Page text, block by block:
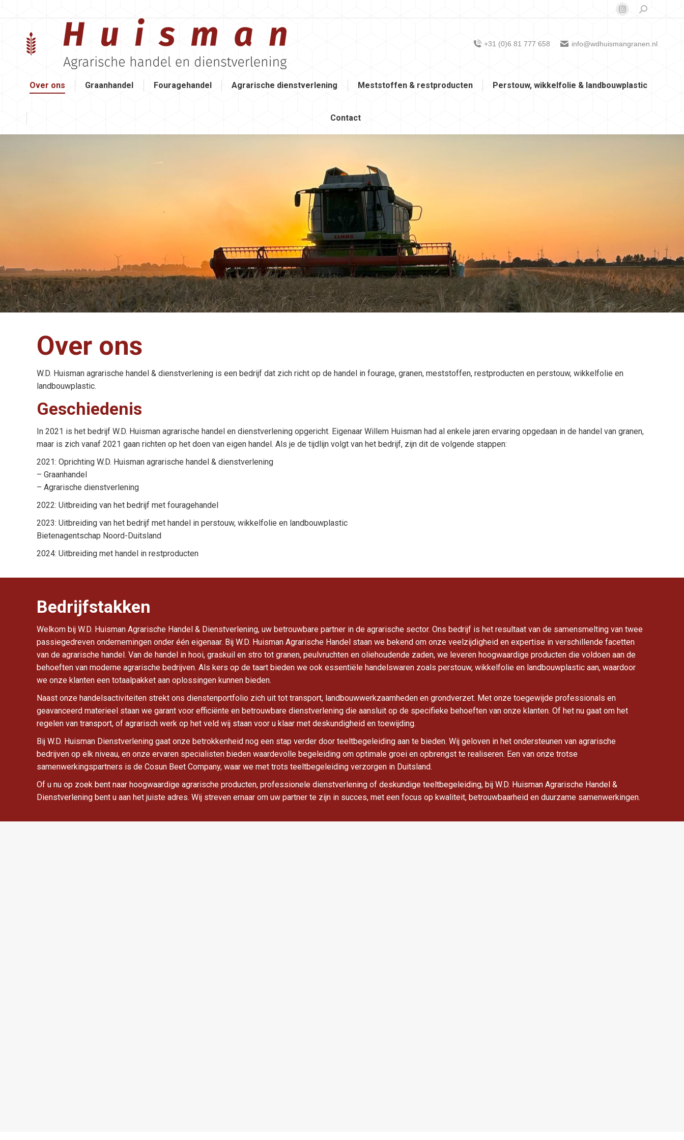
Instagram
opens
window
Zoeken:
+31 (0)6 81 777 658 info@wdhuismangranen.nl
Over ons Graanhandel Fouragehandel Agrarische dienstverlening Meststoffen & restproducten Perstouw, wikkelfolie & landbouwplastic
Contact
Over ons
W.D. Huisman agrarische handel & dienstverlening is een bedrijf dat zich richt op de handel in fourage, granen, meststoffen, restproducten en perstouw, wikkelfolie en
landbouwplastic.
Geschiedenis
In 2021 is het bedrijf W.D. Huisman agrarische handel en dienstverlening opgericht. Eigenaar Willem Huisman had al enkele jaren ervaring opgedaan in de handel van granen,
maar is zich vanaf 2021 gaan richten op het doen van eigen handel. Als je de tijdlijn volgt van het bedrijf, zijn dit de volgende stappen:
2021: Oprichting W.D. Huisman agrarische handel & dienstverlening
– Graanhandel
– Agrarische dienstverlening
2022: Uitbreiding van het bedrijf met fouragehandel
2023: Uitbreiding van het bedrijf met handel in perstouw, wikkelfolie en landbouwplastic
Bietenagentschap Noord-Duitsland
2024: Uitbreiding met handel in restproducten
Bedrijfstakken
Welkom bij W.D. Huisman Agrarische Handel & Dienstverlening, uw betrouwbare partner in de agrarische sector. Ons bedrijf is het resultaat van de samensmelting van twee
passiegedreven ondernemingen onder één eigenaar. Bij W.D. Huisman Agrarische Handel staan we bekend om onze veelzijdigheid en expertise in verschillende facetten
van de agrarische handel. Van de handel in hooi, graskuil en stro tot granen, peulvruchten en oliehoudende zaden, we leveren hoogwaardige producten die voldoen aan de
behoeften van moderne agrarische bedrijven. Als kers op de taart bieden we ook essentiële handelswaren zoals perstouw, wikkelfolie en landbouwplastic aan, waardoor
we onze klanten een totaalpakket aan oplossingen kunnen bieden.
Naast onze handelsactiviteiten strekt ons dienstenportfolio zich uit tot transport, landbouwwerkzaamheden en grondverzet. Met onze toegewijde professionals en
geavanceerd materieel staan we garant voor efficiënte en betrouwbare dienstverlening die aansluit op de specifieke behoeften van onze klanten. Of het nu gaat om het
regelen van transport, of agrarisch werk op het veld wij staan voor u klaar met deskundigheid en toewijding.
Bij W.D. Huisman Dienstverlening gaat onze betrokkenheid nog een stap verder door teeltbegeleiding aan te bieden. Wij geloven in het ondersteunen van agrarische
bedrijven op elk niveau, en onze ervaren specialisten bieden waardevolle begeleiding om optimale groei en opbrengst te realiseren. Een van onze trotse
samenwerkingspartners is de Cosun Beet Company, waar we met trots teeltbegeleiding verzorgen in Duitsland.
Of u nu op zoek bent naar hoogwaardige agrarische producten, professionele dienstverlening of deskundige teeltbegeleiding, bij W.D. Huisman Agrarische Handel &
Dienstverlening bent u aan het juiste adres. Wij streven ernaar om uw partner te zijn in succes, met een focus op kwaliteit, betrouwbaarheid en duurzame samenwerkingen.